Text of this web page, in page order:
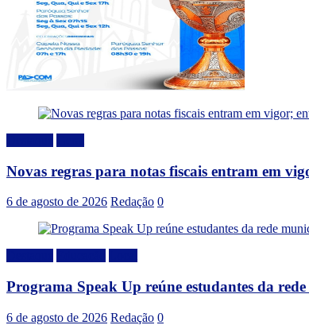
Novas regras para notas fiscais entram em
6 de agosto de 2026 Redação 0
Programa Speak Up reúne estudantes da
6 de agosto de 2026 Redação 0